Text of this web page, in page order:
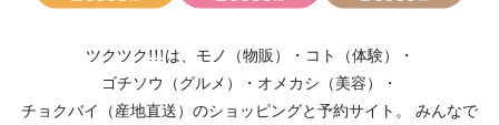
ツクツク!!!は、 モノ（物販） ・ コト（体験）
・
ゴチソウ（グルメ）
・ オメカシ（美容）
・
チョクバイ（産地直送） のショッピングと予約サイト。
みんなで